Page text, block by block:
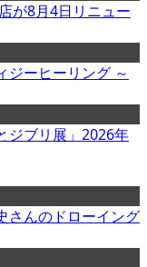
が8月4日リニュー
ジーヒーリング ～
ジブリ展」2026年
さんのドローイング